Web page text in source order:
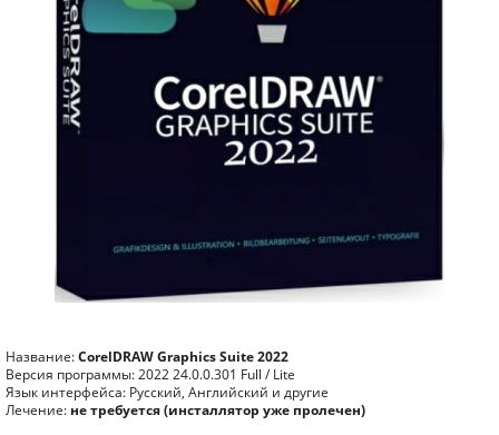
Название:CorelDRAW Graphics Suite 2022
Версия программы: 2022 24.0.0.301 Full / Lite
Язык интерфейса: Русский, Английский и другие
Лечение: не требуется (инсталлятор уже пролечен)